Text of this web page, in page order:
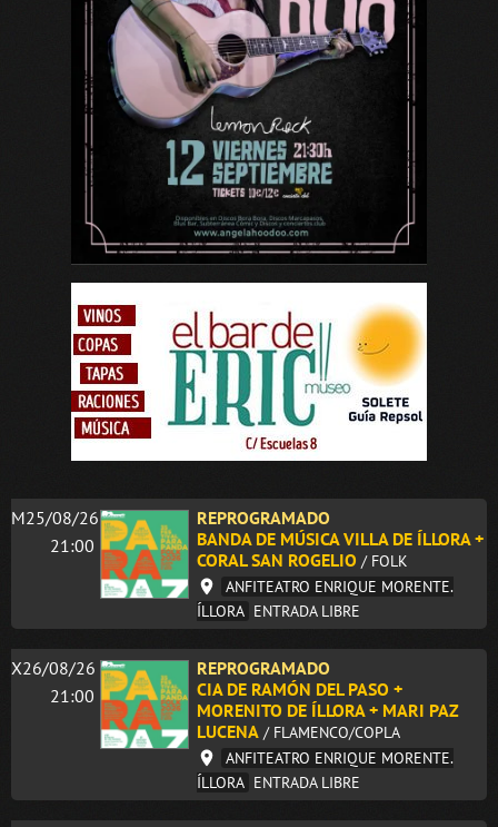
M25/08/26
21:00
REPROGRAMADO
BANDA DE MÚSICA VILLA DE ÍLLORA +
CORAL SAN ROGELIO / FOLK
ANFITEATRO ENRIQUE MORENTE.
ÍLLORA ENTRADA LIBRE
X26/08/26
21:00
REPROGRAMADO
CIA DE RAMÓN DEL PASO +
MORENITO DE ÍLLORA + MARI PAZ
LUCENA / FLAMENCO/COPLA
ANFITEATRO ENRIQUE MORENTE.
ÍLLORA ENTRADA LIBRE